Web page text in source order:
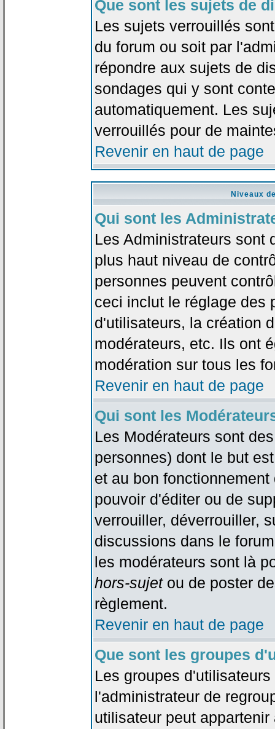
Que sont les sujets de
Les sujets verrouillés
du forum ou soit par
répondre aux sujets de
sondages qui y sont
automatiquement. Les
verrouillés pour de
Revenir en haut de page
Niveaux
Qui sont les
Les Administrateurs sont
plus haut niveau de
personnes peuvent
ceci inclut le réglage des
d'utilisateurs, la création
modérateurs, etc. Ils ont
modération sur tous les
Revenir en haut de page
Qui sont les
Les Modérateurs sont
personnes) dont le but
et au bon
pouvoir d'éditer ou de
verrouiller, déverrouiller,
discussions dans le
les modérateurs sont là
hors-sujetou de poster
règlement.
Revenir en haut de page
Que sont les groupes
Les groupes
l'administrateur de
utilisateur peut